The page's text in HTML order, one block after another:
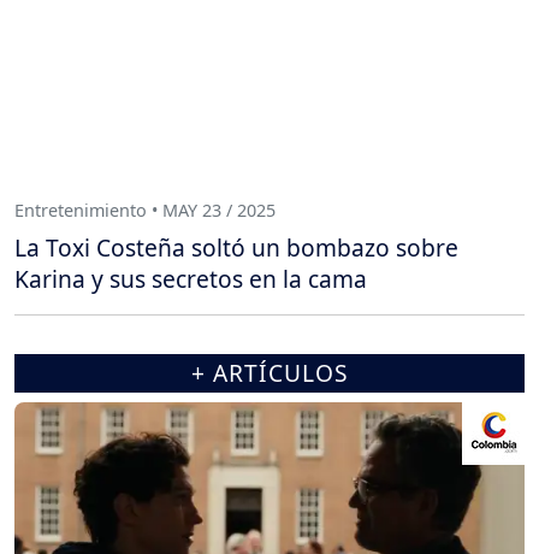
Entretenimiento • MAY 23 / 2025
La Toxi Costeña soltó un bombazo sobre
Karina y sus secretos en la cama
+ ARTÍCULOS